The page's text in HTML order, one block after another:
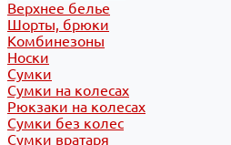
Верхнее белье
Шорты, брюки
Комбинезоны
Носки
Сумки
Сумки на колесах
Рюкзаки на колесах
Сумки без колес
Сумки вратаря